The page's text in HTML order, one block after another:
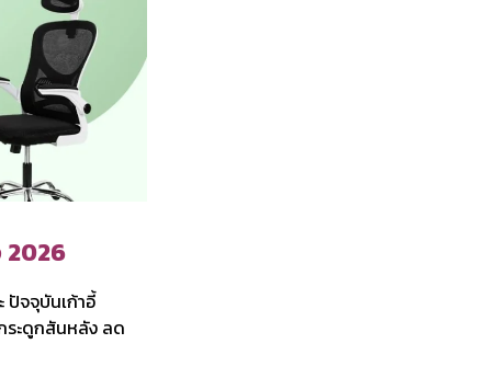
2026
ปัจจุบันเก้าอี้
ระดูกสันหลัง ลด